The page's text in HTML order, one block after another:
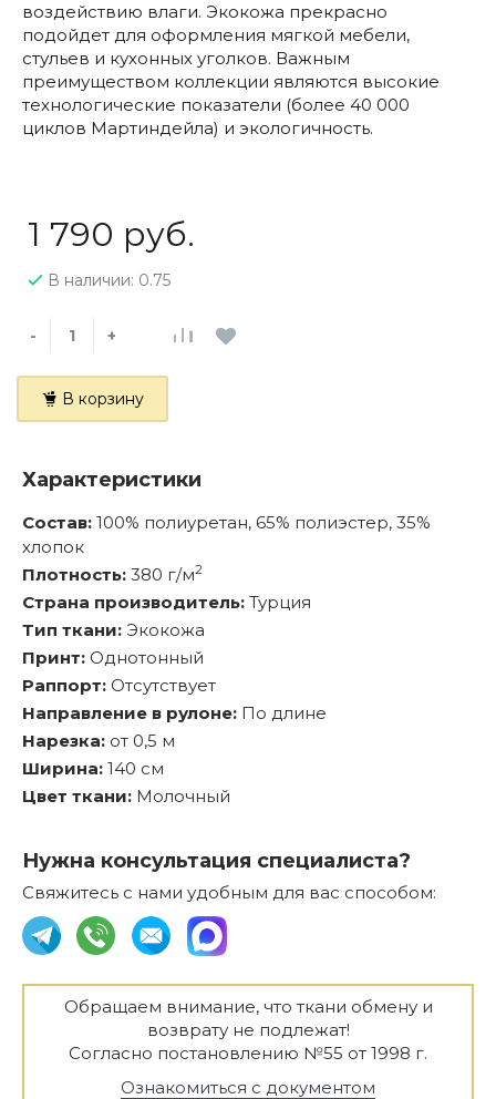
воздействию влаги. Экокожа прекрасно
подойдет для оформления мягкой мебели,
стульев и кухонных уголков. Важным
преимуществом коллекции являются высокие
технологические показатели (более 40 000
циклов Мартиндейла) и экологичность.
1 790 руб.
В наличии: 0.75
- +
В корзину
Характеристики
Состав: 100% полиуретан, 65% полиэстер, 35%
хлопок
Плотность: 380 г/м2
Страна производитель: Турция
Тип ткани: Экокожа
Принт: Однотонный
Раппорт: Отсутствует
Направление в рулоне: По длине
Нарезка: от 0,5 м
Ширина: 140 см
Цвет ткани: Молочный
Нужна консультация специалиста?
Свяжитесь с нами удобным для вас способом:
Обращаем внимание, что ткани обмену и
возврату не подлежат!
Согласно постановлению №55 от 1998 г.
Ознакомиться с документом